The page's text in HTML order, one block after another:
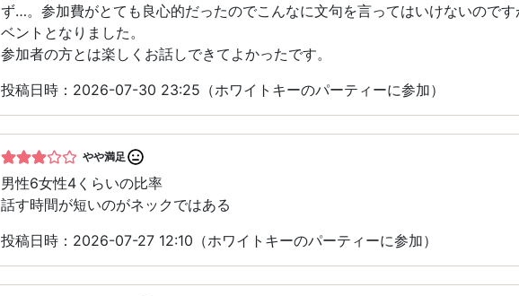
ず…。参加費がとても良心的だったのでこんなに文句を言ってはいけないので
ベントとなりました。
参加者の方とは楽しくお話しできてよかったです。
投稿日時：2026-07-30 23:25（ホワイトキーのパーティーに参加）
やや満足
男性6女性4くらいの比率
話す時間が短いのがネックではある
投稿日時：2026-07-27 12:10（ホワイトキーのパーティーに参加）